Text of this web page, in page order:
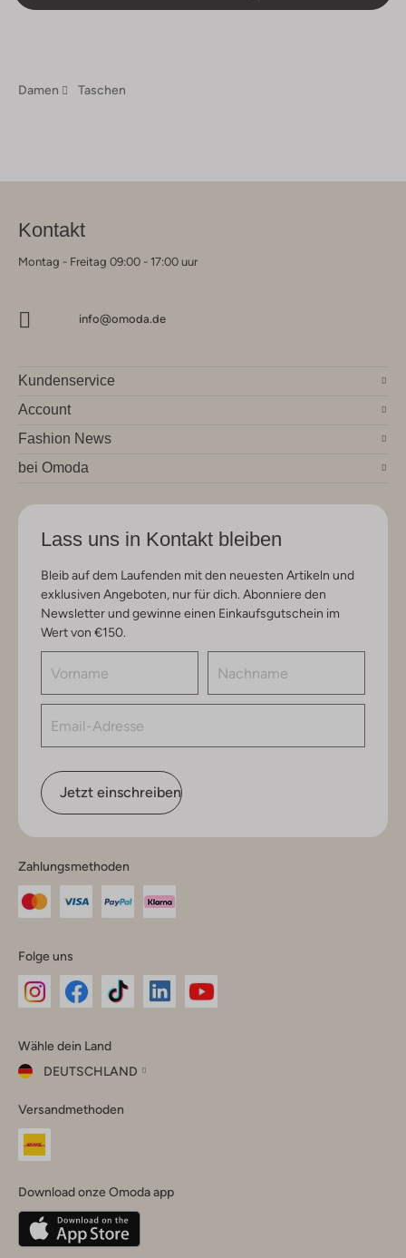
Damen Taschen
Kontakt
Montag - Freitag 09:00 - 17:00 uur
info@omoda.de
Kundenservice
Account
Fashion News
bei Omoda
Lass uns in Kontakt bleiben
Bleib auf dem Laufenden mit den neuesten Artikeln und
exklusiven Angeboten, nur für dich. Abonniere den
Newsletter und gewinne einen Einkaufsgutschein im
Wert von €150.
Jetzt einschreiben
Zahlungsmethoden
Folge uns
Instagram
Facebook
TikTok
Wähle dein Land
DEUTSCHLAND
dein
Land
Belgique(Français)
Deutschland
Versandmethoden
Download onze Omoda app